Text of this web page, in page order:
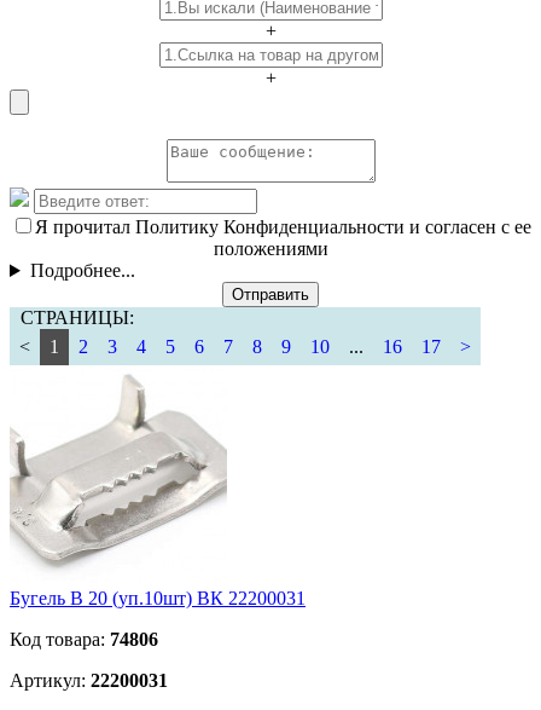
+
+
Я прочитал Политику Конфиденциальности и согласен с ее
положениями
Подробнее...
Отправить
СТРАНИЦЫ:
<
1 2 3 4 5 6 7 8 9 10 ... 16 17 >
Бугель B 20 (уп.10шт) ВК 22200031
Код товара: 74806
Артикул: 22200031